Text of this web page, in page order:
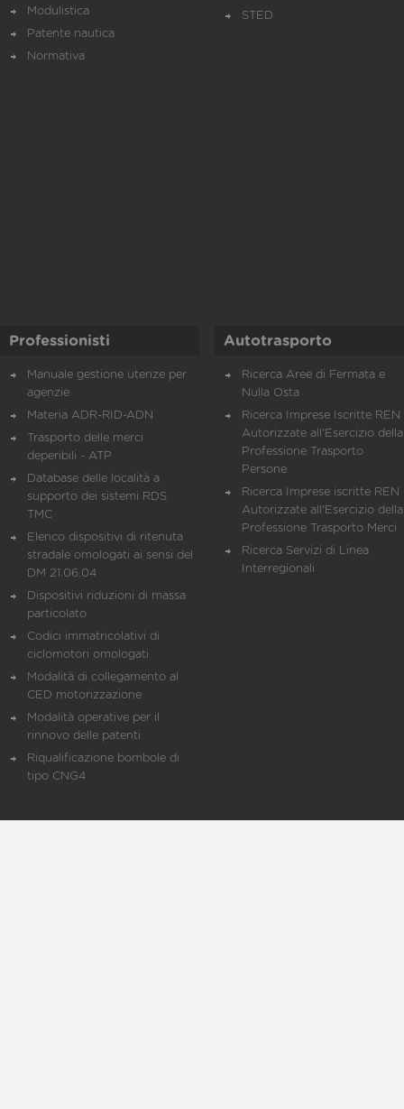
Modulistica
Patente nautica
Normativa
STED
Professionisti
Manuale gestione utenze per
agenzie
Materia ADR-RID-ADN
Trasporto delle merci
deperibili - ATP
Database delle località a
supporto dei sistemi RDS
TMC
Elenco dispositivi di ritenuta
stradale omologati ai sensi del
DM 21.06.04
Dispositivi riduzioni di massa
particolato
Codici immatricolativi di
ciclomotori omologati
Modalità di collegamento al
CED motorizzazione
Modalità operative per il
rinnovo delle patenti
Riqualificazione bombole di
tipo CNG4
Autotrasporto
Ricerca Aree di Fermata e
Nulla Osta
Ricerca Imprese Iscritte REN
Autorizzate all'Esercizio della
Professione Trasporto
Persone
Ricerca Imprese iscritte REN
Autorizzate all'Esercizio della
Professione Trasporto Merci
Ricerca Servizi di Linea
Interregionali